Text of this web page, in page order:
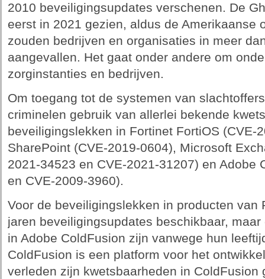
2010 beveiligingsupdates verschenen. De
eerst in 2021 gezien, aldus de Amerikaanse
zouden bedrijven en organisaties in meer
aangevallen. Het gaat onder andere om
zorginstanties en bedrijven.
Om toegang tot de systemen van
criminelen gebruik van allerlei bekende
beveiligingslekken in Fortinet FortiOS (CVE-
SharePoint (CVE-2019-0604), Microsoft
2021-34523 en CVE-2021-31207) en Adobe
en CVE-2009-3960).
Voor de beveiligingslekken in producten van
jaren beveiligingsupdates beschikbaar,
in Adobe ColdFusion zijn vanwege hun
ColdFusion is een platform voor het
verleden zijn kwetsbaarheden in ColdFusion